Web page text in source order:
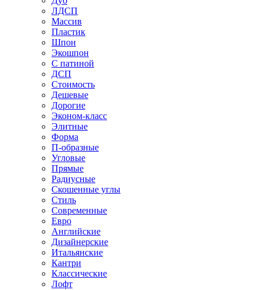
ЛДСП
Массив
Пластик
Шпон
Экошпон
С патиной
ДСП
Стоимость
Дешевые
Дорогие
Эконом-класс
Элитные
Форма
П-образные
Угловые
Прямые
Радиусные
Скошенные углы
Стиль
Современные
Евро
Английские
Дизайнерские
Итальянские
Кантри
Классические
Лофт